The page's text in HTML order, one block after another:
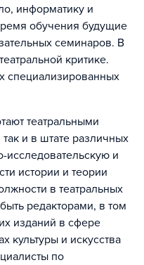
информатику и
обучения будущие
семинаров. В
критике.
специализированных
театральными
и в штате различных
исследовательскую и
истории и теории
в театральных
редакторами, в том
изданий в сфере
культуры и искусства
по